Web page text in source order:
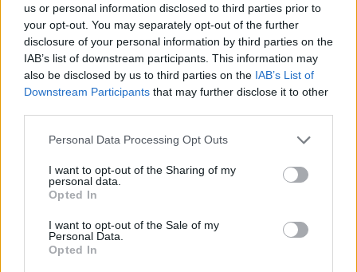
us or personal information disclosed to third parties prior to
your opt-out. You may separately opt-out of the further
disclosure of your personal information by third parties on the
IAB’s list of downstream participants. This information may
also be disclosed by us to third parties on the IAB’s List of
Downstream Participants that may further disclose it to other
Personal Data Processing Opt Outs
I want to opt-out of the Sharing of my
personal data.
Opted In
I want to opt-out of the Sale of my
Personal Data.
Opted In